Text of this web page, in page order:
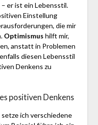
er ist ein Lebensstil.
Einstellung
die mir
Optimismus hilft mir,
anstatt in Problemen
diesen Lebensstil
Denkens zu
positiven Denkens
ich verschiedene